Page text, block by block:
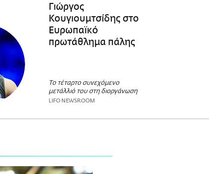
Γιώργος
Κουγιουμτσίδης στο
Ευρωπαϊκό
πρωτάθλημα πάλης
Το τέταρτο συνεχόμενο
μετάλλιό του στη διοργάνωση
LIFO NEWSROOM